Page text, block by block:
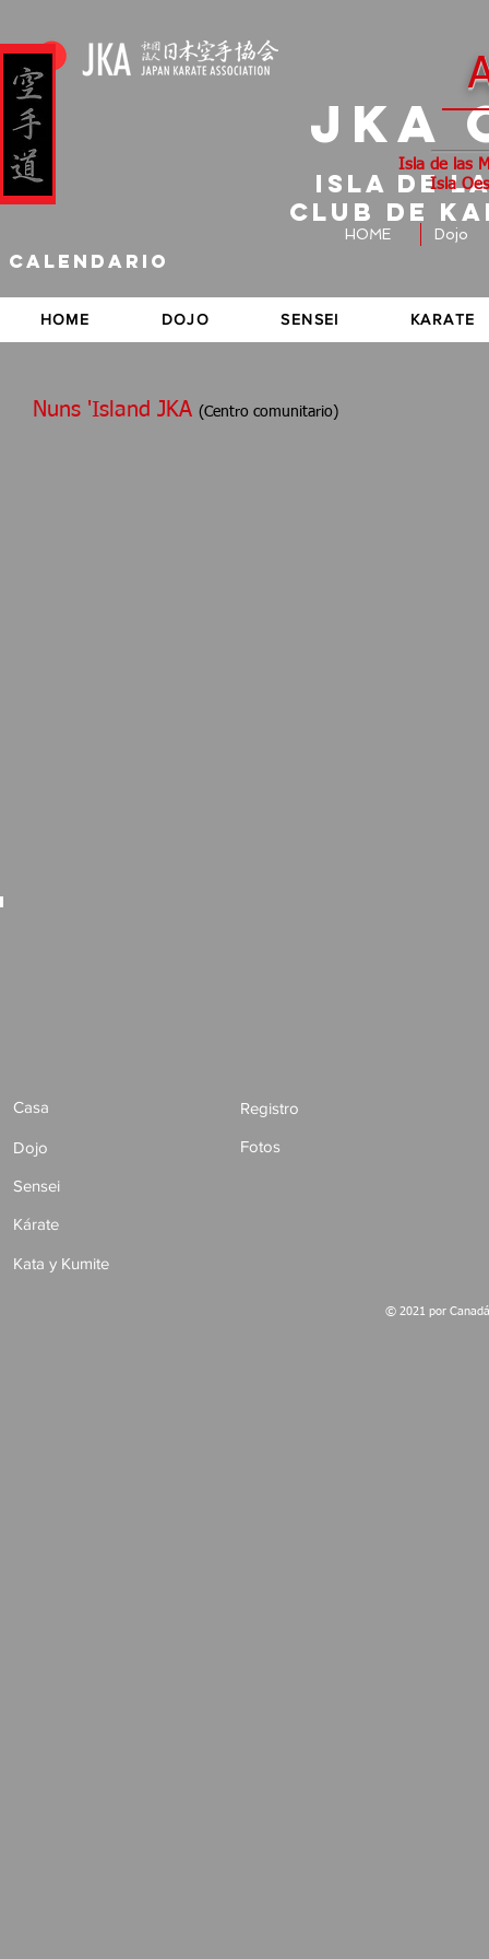
JKA
Isla de
CLUB DE
calendario
HOME DOJO SENSEI KARATE
Isla de las
Isla
HOME Dojo
Nuns 'Island JKA (Centro comunitario)
Casa
Dojo
Registro
Fotos
Sensei
Kárate
Kata y Kumite
© 2021 por